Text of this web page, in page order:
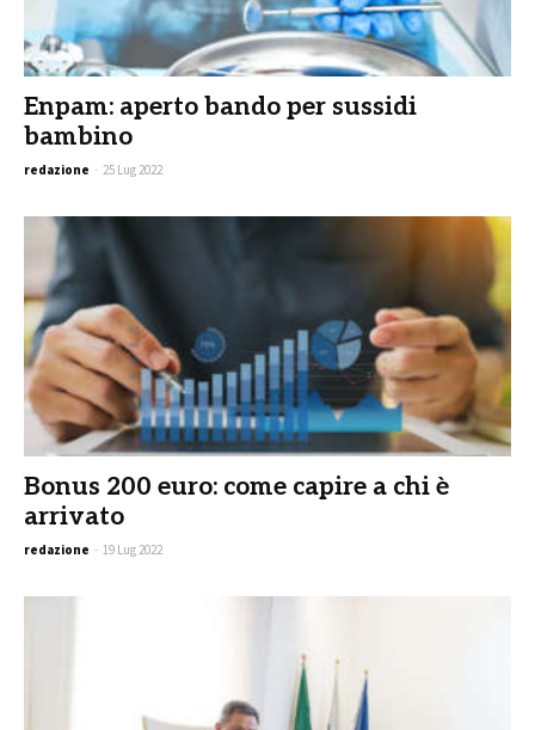
Enpam: aperto bando per sussidi
bambino
redazione - 25 Lug 2022
Bonus 200 euro: come capire a chi è
arrivato
redazione - 19 Lug 2022